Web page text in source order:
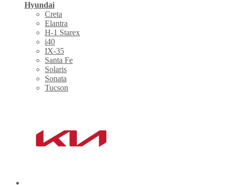
Hyundai
Creta
Elantra
H-1 Starex
i40
IX-35
Santa Fe
Solaris
Sonata
Tucson